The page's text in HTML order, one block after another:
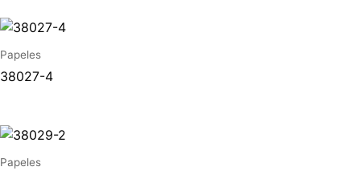
Papeles
38027-4
Papeles